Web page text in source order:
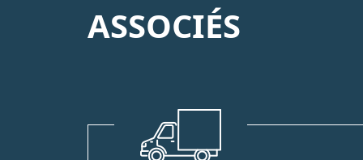
ASSOCIÉS